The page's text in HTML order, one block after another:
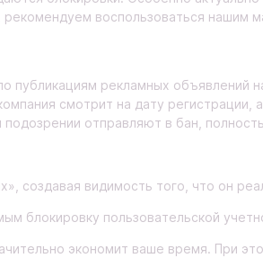
воспользоваться нашим
публикациям рекламных
смотрит на дату
отправляют в бан,
создавая видимость того, что он
блокировку пользовательской
экономит ваше время. При